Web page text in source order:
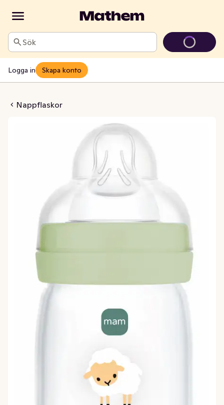
Sök
Logga in Skapa konto
Nappflaskor
Osorterade Färger